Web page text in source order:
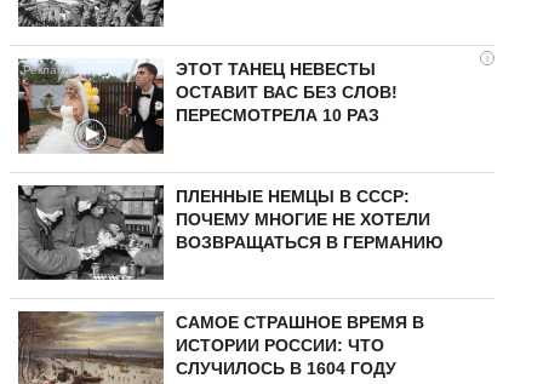
i
ЭТОТ ТАНЕЦ НЕВЕСТЫ
ОСТАВИТ ВАС БЕЗ СЛОВ!
ПЕРЕСМОТРЕЛА 10 РАЗ
ПЛЕННЫЕ НЕМЦЫ В СССР:
ПОЧЕМУ МНОГИЕ НЕ ХОТЕЛИ
ВОЗВРАЩАТЬСЯ В ГЕРМАНИЮ
САМОЕ СТРАШНОЕ ВРЕМЯ В
ИСТОРИИ РОССИИ: ЧТО
СЛУЧИЛОСЬ В 1604 ГОДУ